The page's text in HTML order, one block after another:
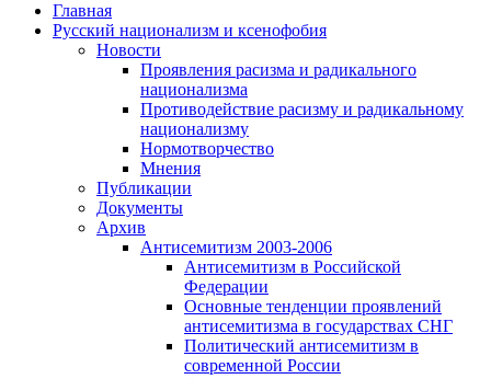
Главная
Русский национализм и ксенофобия
Новости
Проявления расизма и радикального
национализма
Противодействие расизму и радикальному
национализму
Нормотворчество
Мнения
Публикации
Документы
Архив
Антисемитизм 2003-2006
Антисемитизм в Российской
Федерации
Основные тенденции проявлений
антисемитизма в государствах СНГ
Политический антисемитизм в
современной России